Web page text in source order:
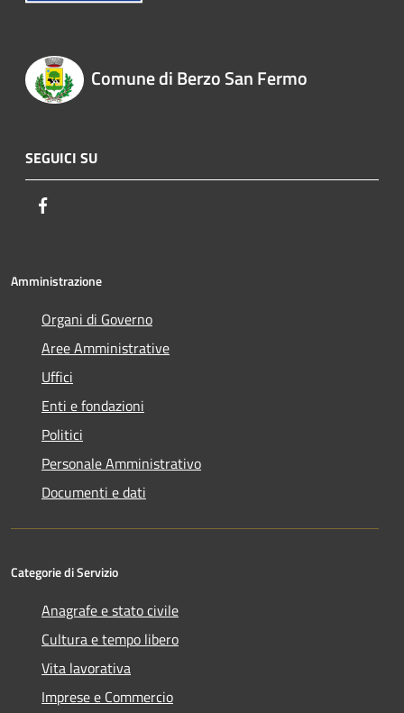
Comune di Berzo San Fermo
SEGUICI SU
Amministrazione
Organi di Governo
Aree Amministrative
Uffici
Enti e fondazioni
Politici
Personale Amministrativo
Documenti e dati
Categorie di Servizio
Anagrafe e stato civile
Cultura e tempo libero
Vita lavorativa
Imprese e Commercio